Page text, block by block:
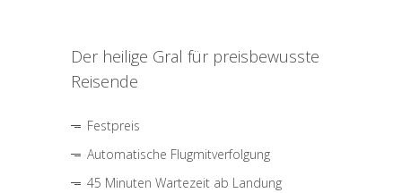
Der heilige Gral für preisbewusste
Reisende
Festpreis
Automatische Flugmitverfolgung
45 Minuten Wartezeit ab Landung